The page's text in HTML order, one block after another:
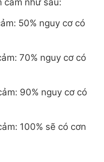
50% nguy cơ có
70% nguy cơ có
90% nguy cơ có
100% sẽ có cơn